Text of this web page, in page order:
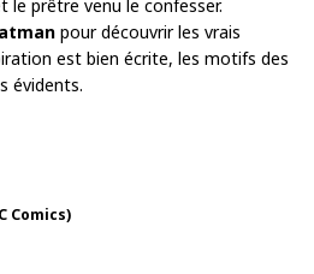
le prêtre venu le confesser.
pour découvrir les vrais
est bien écrite, les motifs des
évidents.
Comics)